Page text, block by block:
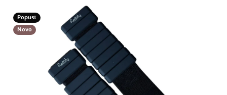
zvjezdica.
Popust
Novo